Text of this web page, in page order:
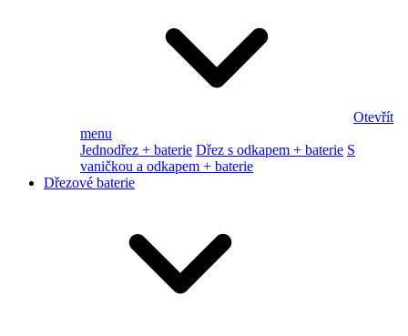
Otevřít
menu
Jednodřez + baterie Dřez s odkapem + baterie S
vaničkou a odkapem + baterie
Dřezové baterie